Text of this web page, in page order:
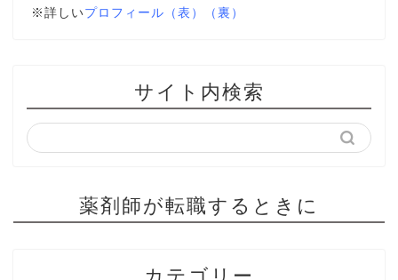
※詳しいプロフィール（表） （裏）
サイト内検索
薬剤師が転職するときに